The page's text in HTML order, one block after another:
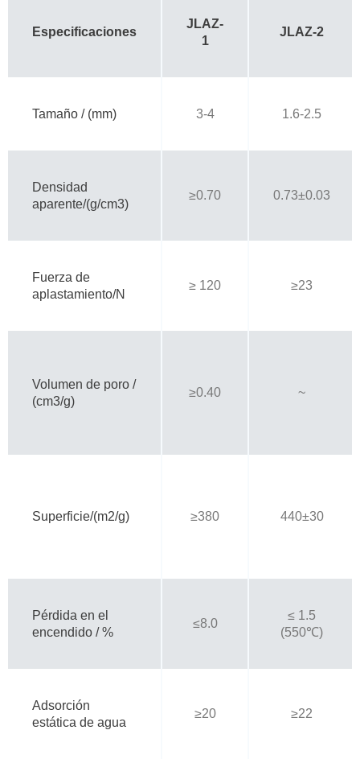
Especificaciones
JLAZ-
1
J LAZ-2
Tamaño / (mm) 3-4 1.6-2.5
Densidad
aparente/(g/cm3)
≥0.70 0.73±0.03
Fuerza de
aplastamiento/N
≥ 120 ≥23
Volumen de poro /
(cm3/g)
≥0.40 ~
Superficie/(m2/g) ≥380 440±30
Pérdida en el
encendido / %
≤8.0
≤ 1.5
(550℃)
Adsorción
estática de agua
≥20 ≥22